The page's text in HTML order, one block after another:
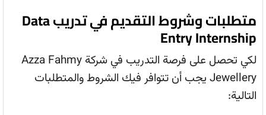
متطلبات وشروط التقديم في تدريب Data
Entry Internship
لكي تحصل على فرصة التدريب في شركة Azza Fahmy
Jewellery يجب أن تتوافر فيك الشروط والمتطلبات
التالية: